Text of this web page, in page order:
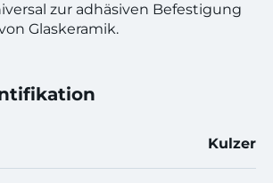
zur adhäsiven Befestigung
Glaskeramik.
Kulzer